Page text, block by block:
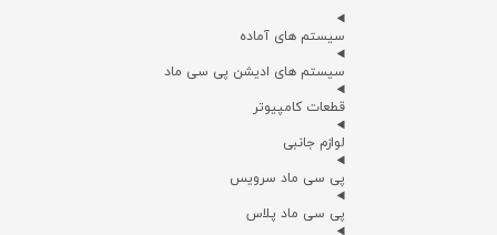
سیستم های آماده
سیستم های ادیشن پی سی ماد
قطعات کامپیوتر
لوازم جانبی
پی سی ماد سرویس
پی سی ماد پلاس